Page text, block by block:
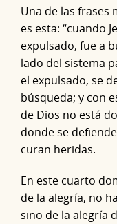
Una de las frases
es esta: “cuando
expulsado, fue a
lado del sistema
el expulsado, se
búsqueda; y con
de Dios no está
donde se
curan heridas.
En este cuarto
de la alegría, no
sino de la alegría